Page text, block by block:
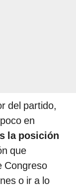
del partido,
en
la posición
que
Congreso
o ir a lo